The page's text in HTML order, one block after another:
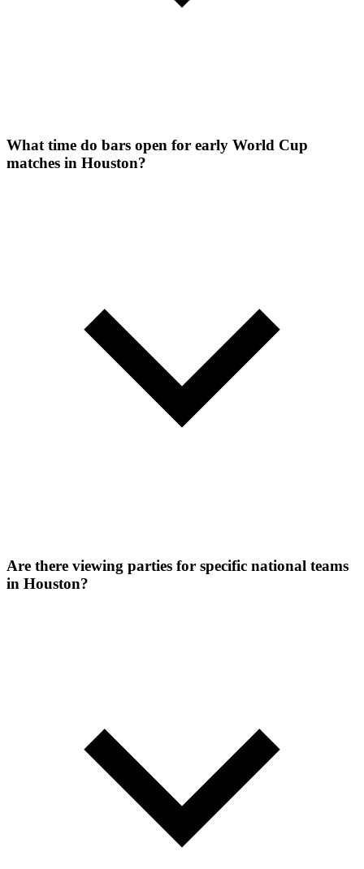
What time do bars open for early World Cup
matches in Houston?
Are there viewing parties for specific national teams
in Houston?